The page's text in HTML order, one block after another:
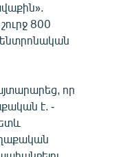
800
որ
է. -